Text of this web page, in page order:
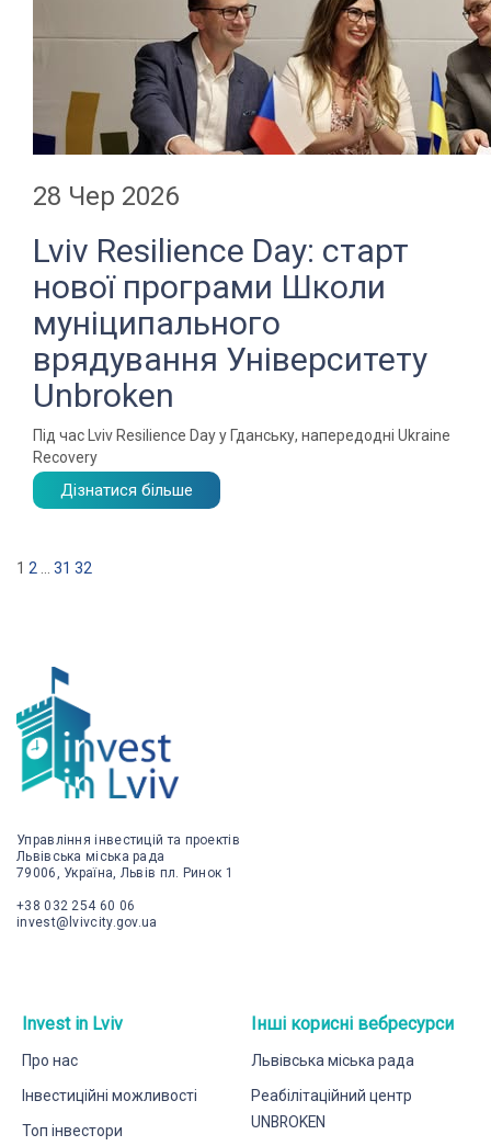
28 Чер 2026
Lviv Resilience Day: старт
нової програми Школи
муніципального
врядування Університету
Unbroken
Під час Lviv Resilience Day у Гданську, напередодні Ukraine
Recovery
Дізнатися більше
1 2 31 32
Управління інвестицій та проектів
Львівська міська рада
79006, Україна, Львів пл. Ринок 1
+38 032 254 60 06
invest@lvivcity.gov.ua
Invest in Lviv
Про нас
Інвестиційні можливості
Топ інвестори
Інші корисні вебресурси
Львівська міська рада
Реабілітаційний центр
UNBROKEN